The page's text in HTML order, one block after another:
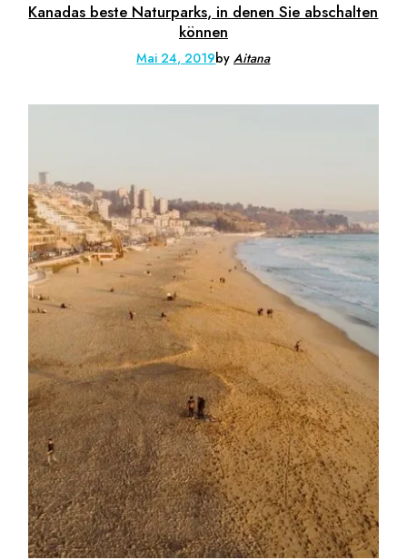
Kanadas beste Naturparks, in denen Sie abschalten
können
Mai 24, 2019byAitana